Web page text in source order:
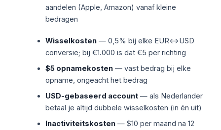
aandelen (Apple, Amazon) vanaf kleine
bedragen
Wisselkosten— 0,5% bij elke EUR↔USD
conversie; bij €1.000 is dat €5 per richting
$5 opnamekosten— vast bedrag bij elke
opname, ongeacht het bedrag
USD-gebaseerd account— als Nederlander
betaal je altijd dubbele wisselkosten (in én uit)
Inactiviteitskosten— $10 per maand na 12